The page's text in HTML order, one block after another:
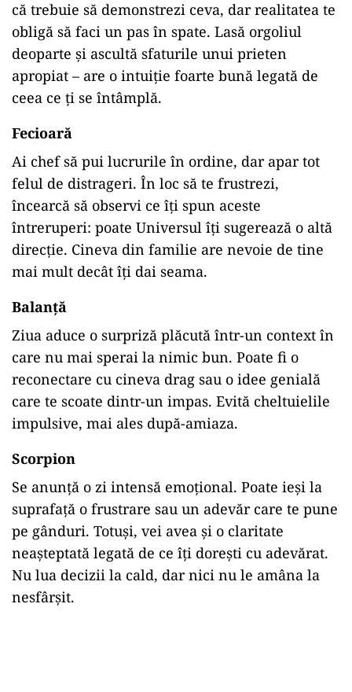
că trebuie să demonstrezi ceva, darrealitatea te
obligă să faci un pas în spate. Lasă orgoliul
deoparte și ascultă sfaturile unui prieten
apropiat – are o intuiție foarte bună legată de
ceea ce ți se întâmplă.
Fecioară
Ai chefsă pui lucrurile în ordine, dar apartot
felul de distrageri. În loc să te frustrezi,
încearcă să observi ce îți spun aceste
întreruperi: poate Universul îți sugerează o altă
direcție. Cineva din familie are nevoie de tine
mai mult decât îți dai seama.
Balanță
Ziua aduce o surpriză plăcută într-un context în
care nu mai sperai la nimic bun. Poate fi o
reconectare cu cineva drag sau o idee genială
care te scoate dintr-un impas. Evită cheltuielile
impulsive, mai ales după-amiaza.
Scorpion
Se anunță o zi intensă emoțional. Poate ieși la
suprafață o frustrare sau un adevăr care te pune
pe gânduri. Totuși, vei avea și o claritate
neașteptată legată de ce îți dorești cu adevărat.
Nu lua decizii la cald, darnici nu le amâna la
nesfârșit.